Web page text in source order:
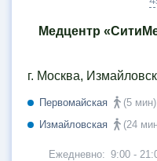
Медцентр
г. Москва,
Первомайская (5 мин)
Измайловская
(24
Ежедневно: 9:00 -